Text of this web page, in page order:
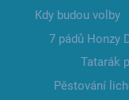
Kdy budou volby
7 pádů Honzy
Tatarák
Pěstování